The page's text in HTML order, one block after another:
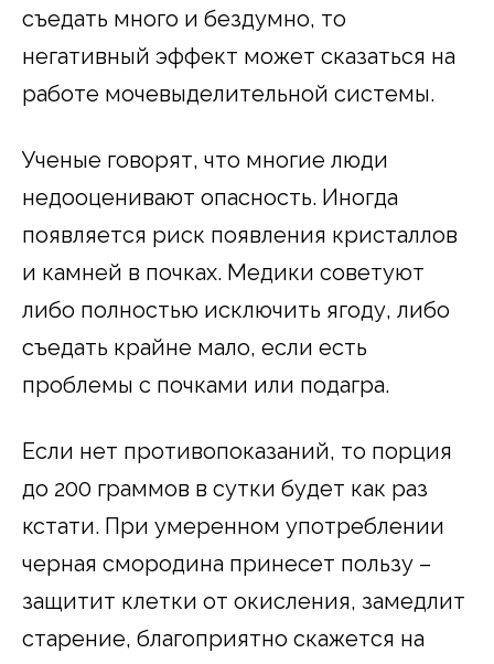
съедать много и бездумно, то
негативный эффект может сказаться на
работе мочевыделительной системы.
Ученые говорят, что многие люди
недооценивают опасность. Иногда
появляется риск появления кристаллов
и камней в почках. Медики советуют
либо полностью исключить ягоду, либо
съедать крайне мало, если есть
проблемы с почками или подагра.
Если нет противопоказаний, то порция
до 200 граммов в сутки будет как раз
кстати. При умеренном употреблении
черная смородина принесет пользу –
защитит клетки от окисления, замедлит
старение, благоприятно скажется на